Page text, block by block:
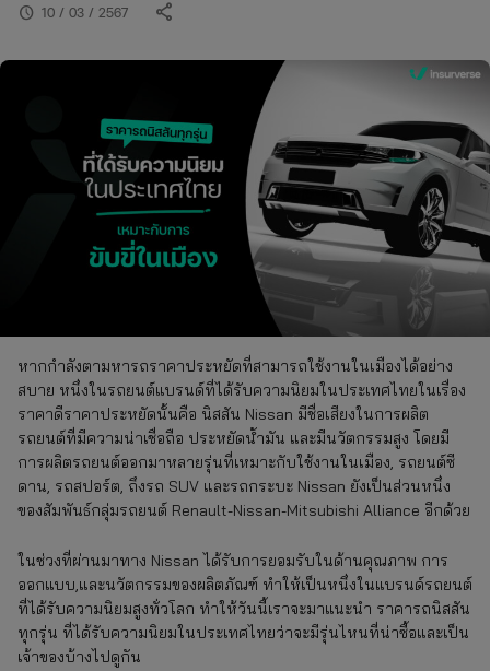
schedule 10 / 03 / 2567 share
หากกำลังตามหารถราคาประหยัดที่สามารถใช้งานในเมืองได้อย่าง
สบาย หนึ่งในรถยนต์แบรนด์ที่ได้รับความนิยมในประเทศไทยในเรื่อง
ราคาดีราคาประหยัดนั้นคือ นิสสัน Nissan มีชื่อเสียงในการผลิต
รถยนต์ที่มีความน่าเชื่อถือ ประหยัดน้ำมัน และมีนวัตกรรมสูง โดยมี
การผลิตรถยนต์ออกมาหลายรุ่นที่เหมาะกับใช้งานในเมือง, รถยนต์ซี
ดาน, รถสปอร์ต, ถึงรถ SUV และรถกระบะ Nissan ยังเป็นส่วนหนึ่ง
ของสัมพันธ์กลุ่มรถยนต์ Renault-Nissan-Mitsubishi Alliance อีกด้วย
ในช่วงที่ผ่านมาทาง Nissan ได้รับการยอมรับในด้านคุณภาพ การ
ออกแบบ,และนวัตกรรมของผลิตภัณฑ์ ทำให้เป็นหนึ่งในแบรนด์รถยนต์
ที่ได้รับความนิยมสูงทั่วโลก ทำให้วันนี้เราจะมาแนะนำ ราคารถนิสสัน
ทุกรุ่น ที่ได้รับความนิยมในประเทศไทยว่าจะมีรุ่นไหนที่น่าซื้อและเป็น
เจ้าของบ้างไปดูกัน